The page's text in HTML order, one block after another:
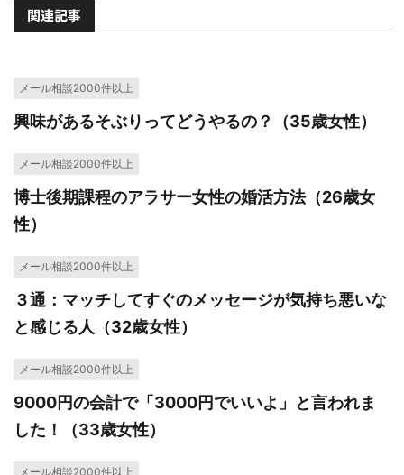
関連記事
メール相談2000件以上
興味があるそぶりってどうやるの？（35歳女性）
メール相談2000件以上
博士後期課程のアラサー女性の婚活方法（26歳女
性）
メール相談2000件以上
３通：マッチしてすぐのメッセージが気持ち悪いな
と感じる人（32歳女性）
メール相談2000件以上
9000円の会計で「3000円でいいよ」と言われま
した！（33歳女性）
メール相談2000件以上